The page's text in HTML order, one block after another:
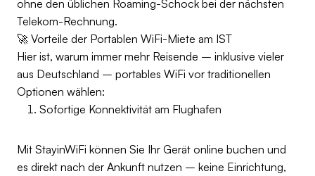
ohne den üblichen Roaming-Schock bei der nächsten
Telekom-Rechnung.
🚀 Vorteile der Portablen WiFi-Miete am IST
Hier ist, warum immer mehr Reisende – inklusive vieler
aus Deutschland – portables WiFi vor traditionellen
Optionen wählen:
Sofortige Konnektivität am Flughafen
Mit StayinWiFi können Sie Ihr Gerät online buchen und
es direkt nach der Ankunft nutzen – keine Einrichtung,